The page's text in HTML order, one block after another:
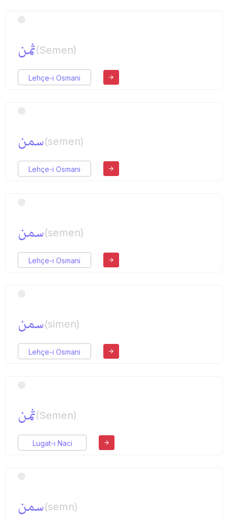
ثمن(Semen)
Lehçe-i Osmani
سمن(semen)
Lehçe-i Osmani
سمن(semen)
Lehçe-i Osmani
سمن(simen)
Lehçe-i Osmani
ثمن(Semen)
Lugat-ı Naci
سمن(semn)